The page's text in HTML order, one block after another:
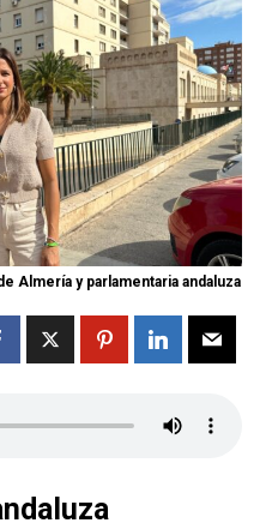
Almería y parlamentaria andaluza